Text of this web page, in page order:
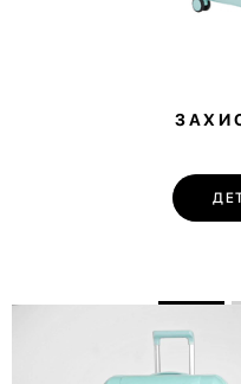
💌 Долучайся до